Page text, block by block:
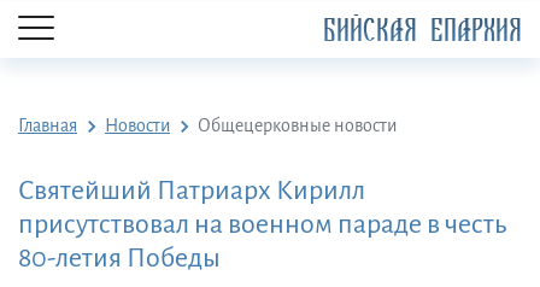
БИЙСКАЯ ЕПАРХИЯ
Главная Новости Общецерковные новости
Святейший Патриарх Кирилл
присутствовал на военном параде в честь
80-летия Победы